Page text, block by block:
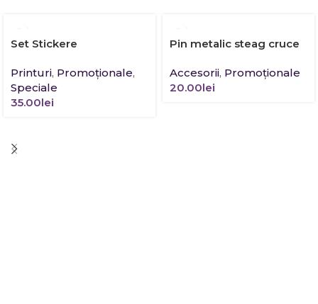
Set Stickere
Printuri, Promoţionale,
Speciale
35.00lei
Pin metalic steag cruce
Accesorii, Promoţionale
20.00lei